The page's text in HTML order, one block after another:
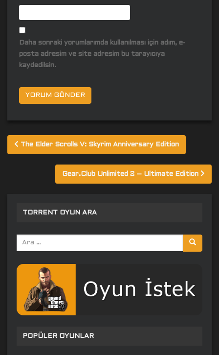
Daha sonraki yorumlarımda kullanılması için adım, e-
posta adresim ve site adresim bu tarayıcıya
kaydedilsin.
Yazı
gezinmesi
The Elder Scrolls V: Skyrim Anniversary Edition
Gear.Club Unlimited 2 – Ultimate Edition
TORRENT OYUN ARA
Arama
yap:
POPÜLER OYUNLAR